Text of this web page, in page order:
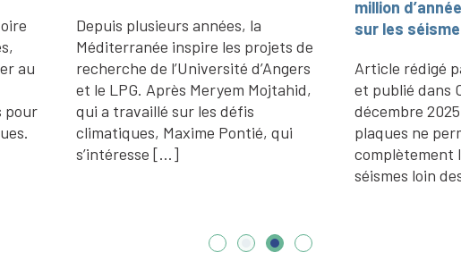
sur les séismes en Bretagne ?
Article rédigé par Anaïs Maréchal
et publié dans CNRS Le Journal en
décembre 2025 La tectonique des
plaques ne permet pas d’expliquer
complètement la survenue de
Dschang au Cameroun
Á Dschang, les décharges
sauvages de déchets
les activités artisanales
contrôlées (notamment la
métallerie) ont conduit à la
pollution des sols par des
traces (Cr, Cu, […]